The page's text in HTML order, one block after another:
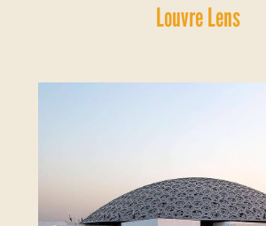
Louvre Lens